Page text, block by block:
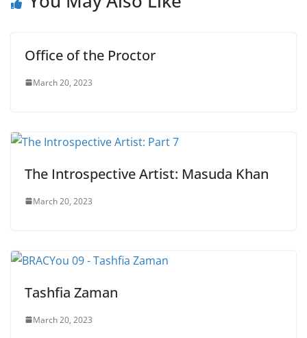
Office of the Proctor
March 20, 2023
The Introspective Artist: Masuda Khan
March 20, 2023
Tashfia Zaman
March 20, 2023